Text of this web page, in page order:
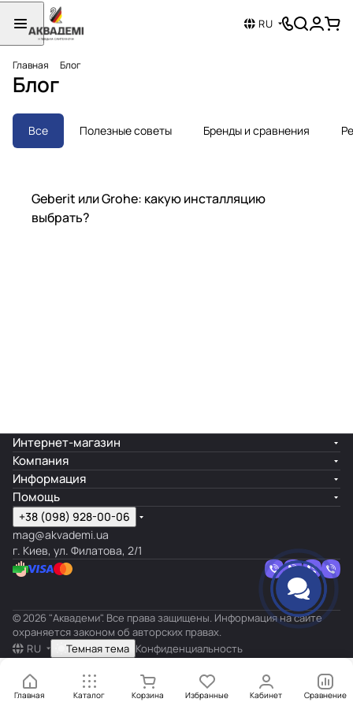
RU
Главная Блог
Блог
Все Полезные советы Бренды и сравнения
Бренды и сравнения
Geberit или Grohe: какую инсталляцию
выбрать?
Главная Каталог Корзина Избранные Кабинет Сравнение
Интернет-магазин
Компания
Информация
Помощь
+38 (098) 928-00-06
mag@akvademi.ua
г. Киев, ул. Филатова, 2/1
© 2026 "Аквадеми". Все права защищены. Информация на сайте
охраняется законом об авторских правах.
RU
Темная тема Конфиденциальность